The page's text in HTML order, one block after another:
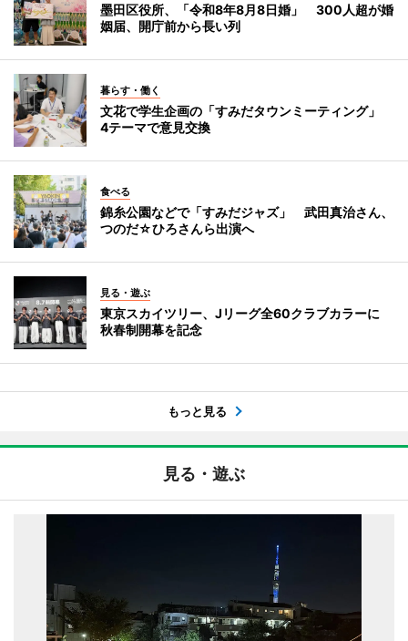
墨田区役所、「令和8年8月8日婚」 300人超が婚
姻届、開庁前から長い列
暮らす・働く
文花で学生企画の「すみだタウンミーティング」
4テーマで意見交換
食べる
錦糸公園などで「すみだジャズ」 武田真治さん、
つのだ☆ひろさんら出演へ
見る・遊ぶ
東京スカイツリー、Jリーグ全60クラブカラーに
秋春制開幕を記念
もっと見る
見る・遊ぶ